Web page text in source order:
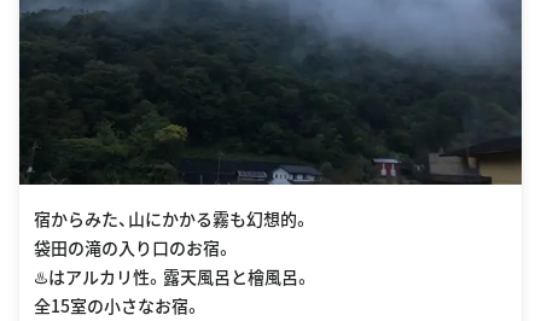
宿からみた、山にかかる霧も幻想的。
袋田の滝の入り口のお宿。
♨️はアルカリ性。露天風呂と檜風呂。
全15室の小さなお宿。